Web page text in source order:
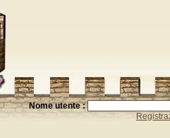
Nome utente :